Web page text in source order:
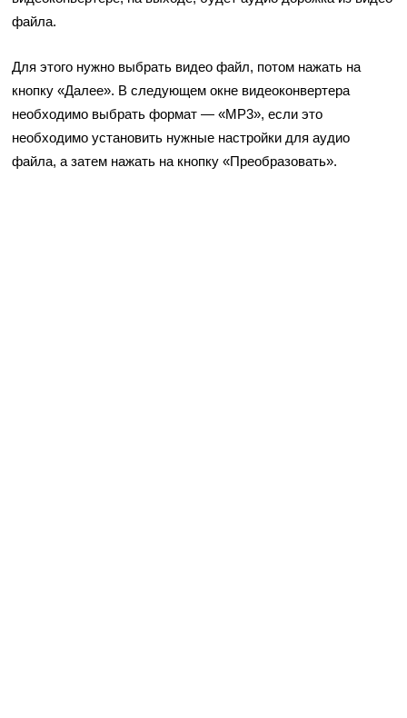
файла.
Для этого нужно выбрать видео файл, потом нажать на
кнопку «Далее». В следующем окне видеоконвертера
необходимо выбрать формат — «MP3», если это
необходимо установить нужные настройки для аудио
файла, а затем нажать на кнопку «Преобразовать».